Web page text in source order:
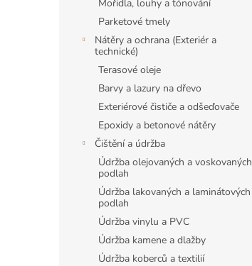
Mořidla, louhy a tónování
Parketové tmely
Nátěry a ochrana (Exteriér a
technické)
Terasové oleje
Barvy a lazury na dřevo
Exteriérové čističe a odšeďovače
Epoxidy a betonové nátěry
Čištění a údržba
Údržba olejovaných a voskovaných
podlah
Údržba lakovaných a laminátových
podlah
Údržba vinylu a PVC
Údržba kamene a dlažby
Údržba koberců a textilií